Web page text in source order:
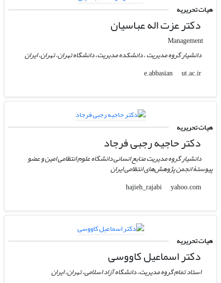
هیات تحریریه
دکتر عزت اله عباسیان
Management
دانشیار گروه مدیریت ، دانشکده مدیریت، دانشگاه تهران، تهران، ایران
e.abbasian
ut.ac.ir
هیات تحریریه
دکتر حاجیه رجبی فرجاد
دانشیار گروه مدیریت منابع انسانی دانشگاه علوم انتظامی امین و عضو
پیوستۀ انجمن پژوهش‌های انتظامی ایران
hajieh_rajabi
yahoo.com
هیات تحریریه
دکتر اسماعیل کاووسی
استاد تمام گروه مدیریت، دانشگاه آزاد اسلامی، تهران، ایران